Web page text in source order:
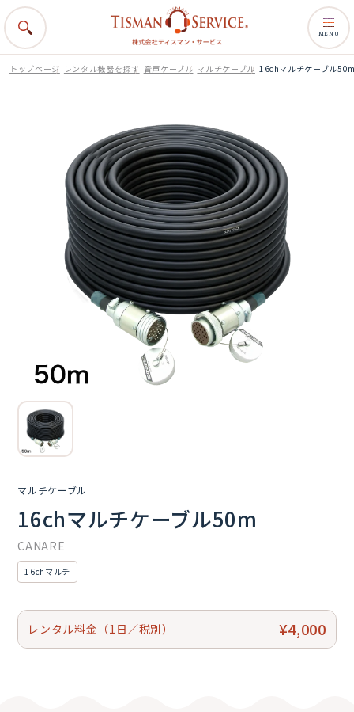
MENU
トップページ レンタル機器を探す 音声ケーブル マルチケーブル 16chマルチケーブル
マルチケーブル
16chマルチケーブル50m
CANARE
16chマルチ
レンタル料金（1日／税別） ¥4,000